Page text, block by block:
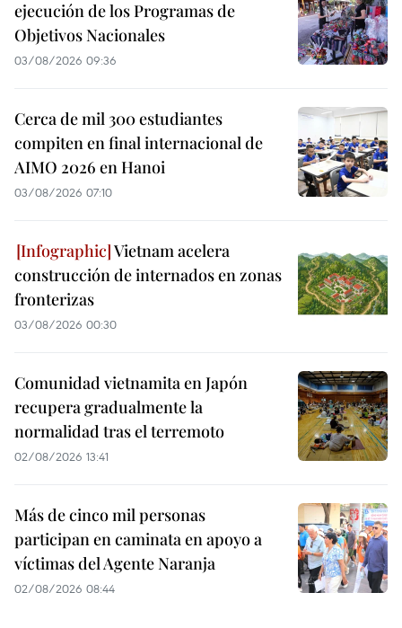
ejecución de los Programas de
Objetivos Nacionales
03/08/2026 09:36
Cerca de mil 300 estudiantes
compiten en final internacional de
AIMO 2026 en Hanoi
03/08/2026 07:10
Vietnam acelera
construcción de internados en zonas
fronterizas
03/08/2026 00:30
Comunidad vietnamita en Japón
recupera gradualmente la
normalidad tras el terremoto
02/08/2026 13:41
Más de cinco mil personas
participan en caminata en apoyo a
víctimas del Agente Naranja
02/08/2026 08:44